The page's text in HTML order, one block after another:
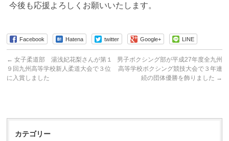
今後も応援よろしくお願いいたします。
Facebook Hatena twitter Google+ LINE
← 女子柔道部 湯浅妃花梨さんが第１
９回九州高等学校新人柔道大会で３位
に入賞しました
男子ボクシング部が平成27年度全九州
高等学校ボクシング競技大会で３年連
続の団体優勝を飾りました →
カテゴリー